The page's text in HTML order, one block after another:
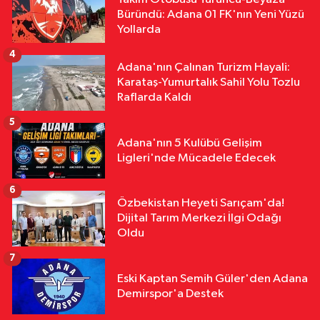
11:22ABB'den Kadeş Barış
Büründü: Adana 01 FK'nın Yeni Yüzü
Yollarda
Adana'nın Çalınan Turizm Hayali:
Karataş-Yumurtalık Sahil Yolu Tozlu
Raflarda Kaldı
4
Adana'nın 5 Kulübü Gelişim
Ligleri'nde Mücadele Edecek
5
Özbekistan Heyeti Sarıçam'da!
Dijital Tarım Merkezi İlgi Odağı
Oldu
6
Eski Kaptan Semih Güler'den Adana
Demirspor'a Destek
7